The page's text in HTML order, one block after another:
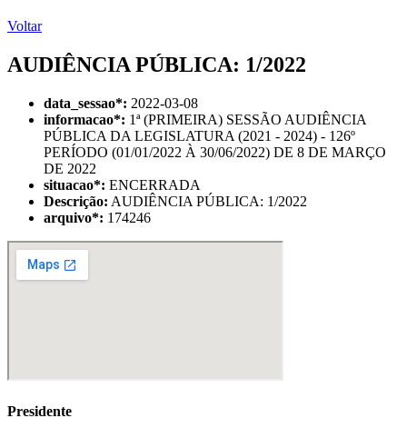
Voltar
AUDIÊNCIA PÚBLICA: 1/2022
data_sessao*: 2022-03-08
informacao*: 1ª (PRIMEIRA) SESSÃO AUDIÊNCIA
PÚBLICA DA LEGISLATURA (2021 - 2024) - 126º
PERÍODO (01/01/2022 À 30/06/2022) DE 8 DE MARÇO
DE 2022
situacao*: ENCERRADA
Descrição: AUDIÊNCIA PÚBLICA: 1/2022
arquivo*: 174246
Presidente